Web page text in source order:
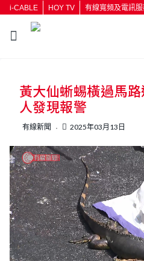
i-CABLE HOY TV 有線寬頻及電訊
按輸入鍵開
黃大仙蜥蜴橫過馬
人發現報警
有線新聞 2025年03月13日